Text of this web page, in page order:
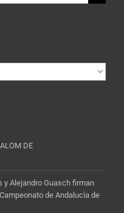
DE
y Alejandro Guasch firman
de Andalucía de